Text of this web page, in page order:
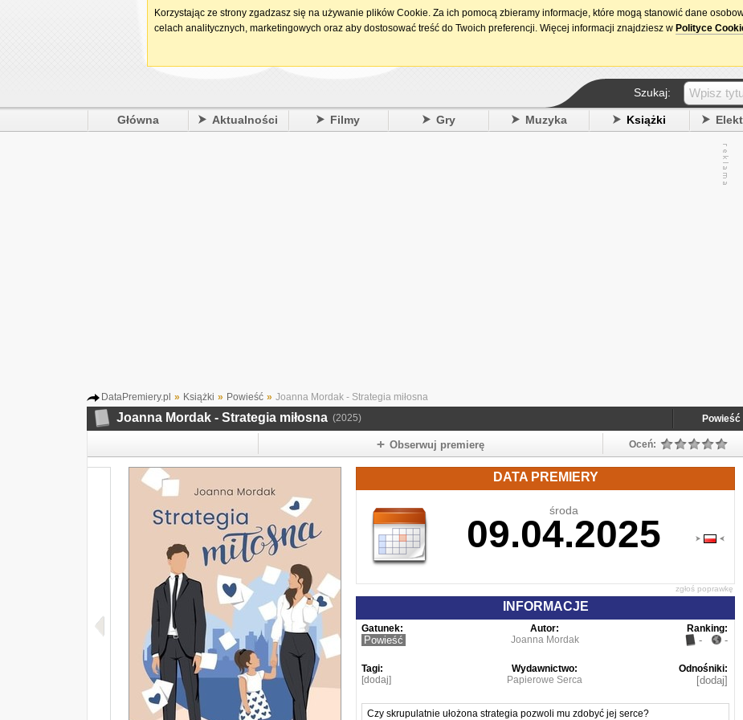
15. urodziny DataPremiery.pl
Szukaj:
Główna Aktualności Filmy Gry Muzyka Książki
DataPremiery.pl » Książki » Powieść » Joanna Mordak - Strategia miłosna
Joanna Mordak - Strategia miłosna (2025) Powieść
Obserwuj premierę Oceń:
DATA PREMIERY
środa
09.04.2025
zgłoś poprawkę
INFORMACJE
Gatunek:
Powieść
Autor:
Joanna Mordak
Ranking:
- -
Tagi:
[dodaj]
Wydawnictwo:
Papierowe Serca
Odnośniki:
[dodaj]
Czy skrupulatnie ułożona strategia pozwoli mu zdobyć jej serce?
Korzystając ze strony zgadzasz się na używanie plików Cookie. Za ich pomocą zbieramy informacje, które mogą stanowić dane
celach analitycznych, marketingowych oraz aby dostosować treść do Twoich preferencji. Więcej informacji znajdziesz w Polityce